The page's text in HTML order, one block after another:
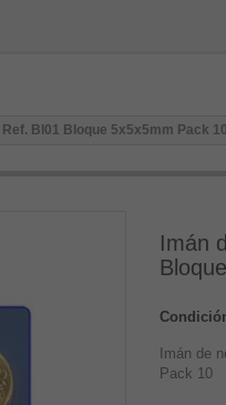
Ref. Bl01 Bloque 5x5x5mm Pack 10
Imán
Imán de
Pack 10